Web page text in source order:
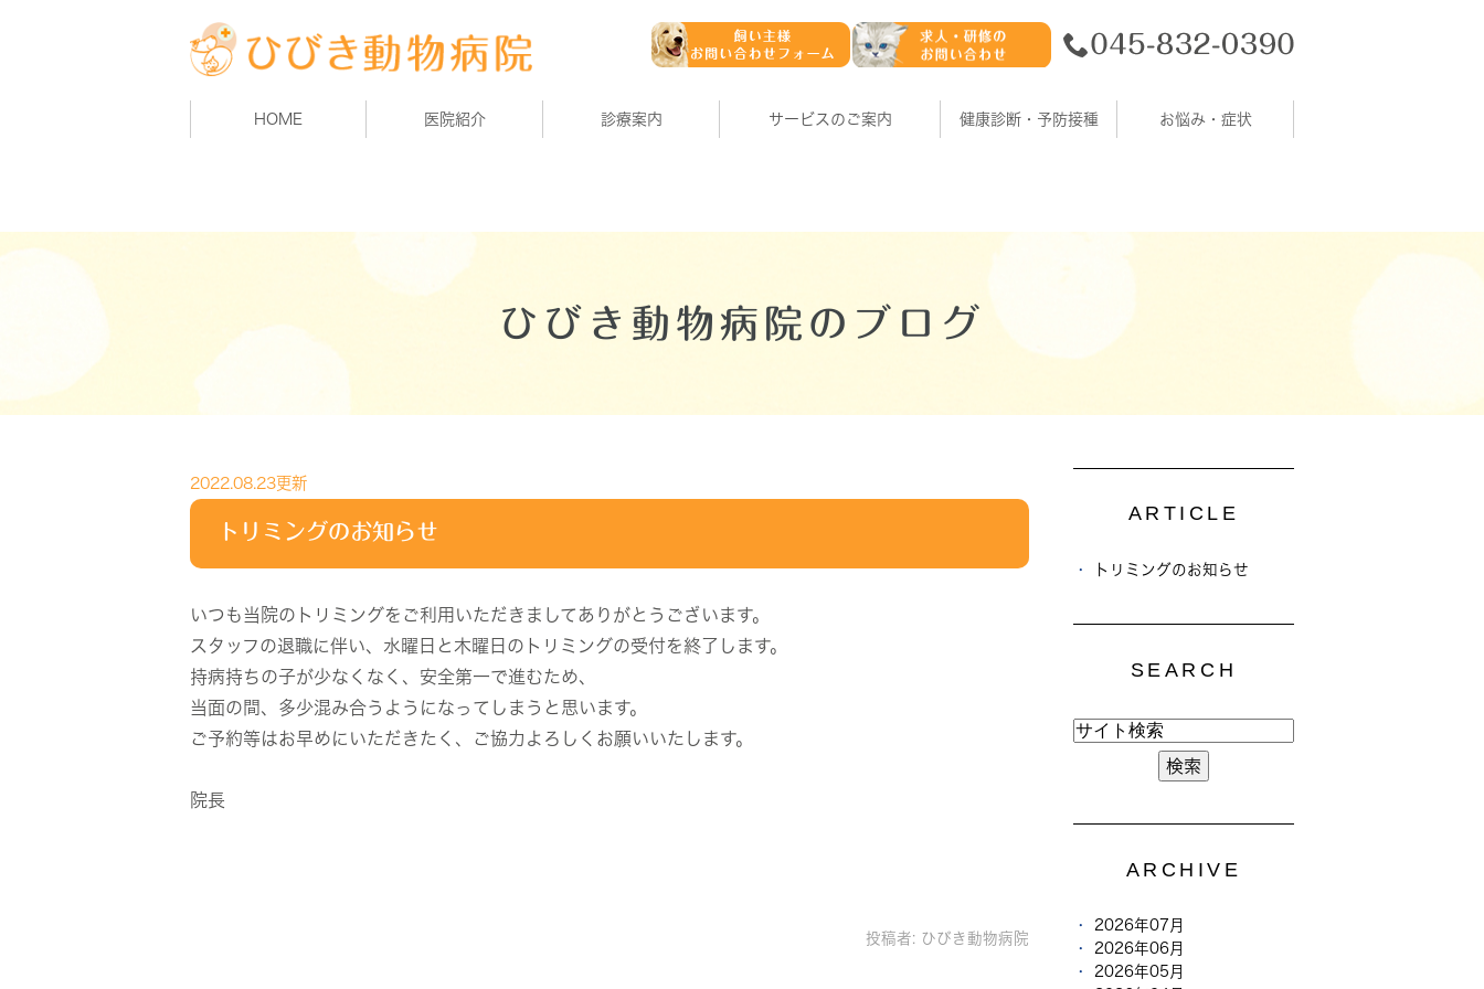
HOME 医院紹介 診療案内 サービスのご案内 健康診断・予防接種 お悩み・症状
ひびき動物病院のブログ
2022.08.23更新
トリミングのお知らせ
いつも当院のトリミングをご利用いただきましてありがとうございます。
スタッフの退職に伴い、水曜日と木曜日のトリミングの受付を終了します。
持病持ちの子が少なくなく、安全第一で進むため、
当面の間、多少混み合うようになってしまうと思います。
ご予約等はお早めにいただきたく、ご協力よろしくお願いいたします。
院長
投稿者: ひびき動物病院
ARTICLE
トリミングのお知らせ
SEARCH
ARCHIVE
2026年07月
2026年06月
2026年05月